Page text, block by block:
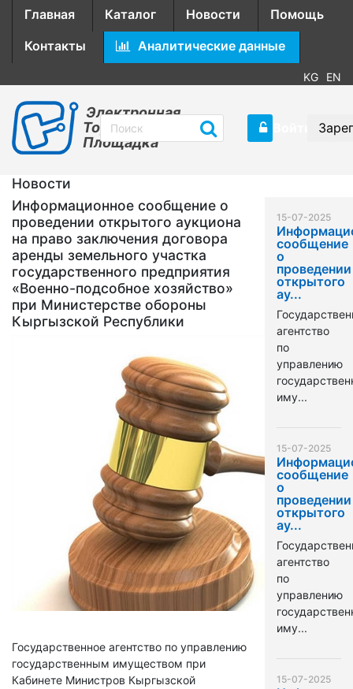
Главная Каталог Новости
Помощь
Контакты
Аналитические данные
KG EN
Электронная
Торговая
Площадка
Новости
Информационное сообщение о
проведении открытого аукциона
на право заключения договора
аренды земельного участка
государственного предприятия
«Военно-подсобное хозяйство»
при Министерстве обороны
Кыргызской Республики
Государственное агентство по управлению
государственным имуществом при
Кабинете Министров Кыргызской
15-07-2025
сообщение
о
проведении
открытого
ау...
агентство
по
управлению
иму...
15-07-2025
сообщение
о
проведении
открытого
ау...
агентство
по
управлению
иму...
15-07-2025